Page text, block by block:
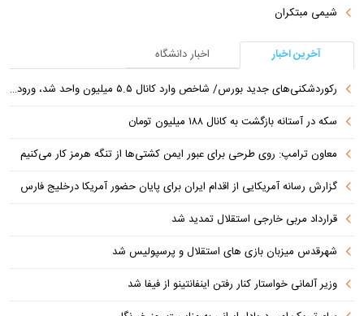
شیمی مبتکران
آخرین اخبار
اخبار دانشگاه
رکوردشکنی‌های جدید بورس/ شاخص وارد کانال ۵.۵ میلیون واحد شد، ورود ۹ همت پول حقیقی
سکه در آستانه بازگشت به کانال ۱۸۸ میلیون تومان
معاون ترامپ: روی طرحی برای عبور ایمن کشتی‌ها از تنگه هرمز کار می‌کنیم
گزارش رسانه آمریکایی از اقدام ایران برای پایان حضور آمریکا درخلیج فارس
قرارداد مربی خارجی استقلال تمدید شد
شهرقدس میزبان بازی های استقلال و پرسپولیس شد
وزیر آلمانی خواستار کنار رفتن اینفانتینو از فیفا شد